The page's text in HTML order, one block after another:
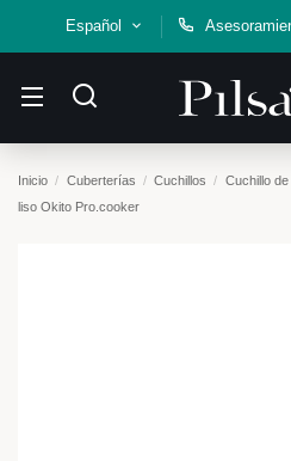
Español
Inicio Cuberterías Cuchillos
Cuchillo
liso Okito Pro.cooker